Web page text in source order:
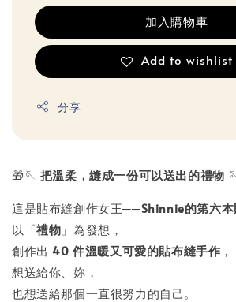
加入購物車
Add to wishlist
分享
🎁🪡 把溫柔，縫成一份可以送出的禮物
這是貼布縫創作女王──Shinnie的第六
以「禮物 」為發想，
創作出40 件溫暖又可愛的貼布縫手作 ，
想送給你、妳，
也想送給那個一直很努力的自己。